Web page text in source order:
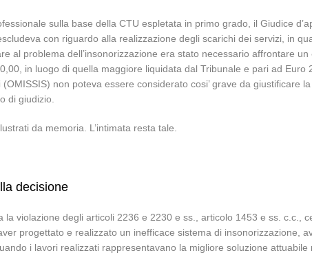
sulla base della CTU espletata in primo grado, il Giudice
con riguardo alla realizzazione degli scarichi dei servizi, in
al problema dell’insonorizzazione era stato necessario affrontare
in luogo di quella maggiore liquidata dal Tribunale e pari ad Euro
non poteva essere considerato cosi’ grave da giustificare
di giudizio.
da memoria. L’intimata resta tale.
decisione
violazione degli articoli 2236 e 2230 e ss., articolo 1453 e ss. c.c.,
progettato e realizzato un inefficace sistema di insonorizzazione,
i lavori realizzati rappresentavano la migliore soluzione attuabile